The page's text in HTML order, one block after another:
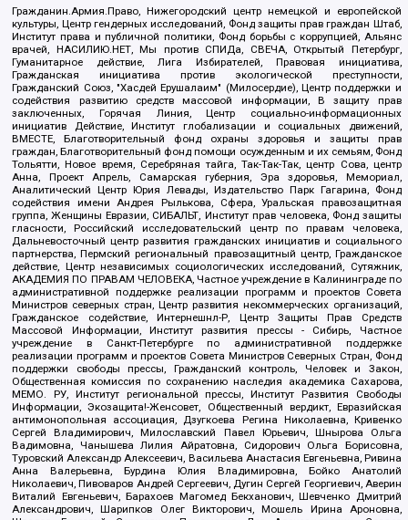
Гражданин.Армия.Право, Нижегородский центр немецкой и европейской
культуры, Центр гендерных исследований, Фонд защиты прав граждан Штаб,
Институт права и публичной политики, Фонд борьбы с коррупцией, Альянс
врачей, НАСИЛИЮ.НЕТ, Мы против СПИДа, СВЕЧА, Открытый Петербург,
Гуманитарное действие, Лига Избирателей, Правовая инициатива,
Гражданская инициатива против экологической преступности,
Гражданский Союз, "Хасдей Ерушалаим" (Милосердие), Центр поддержки и
содействия развитию средств массовой информации, В защиту прав
заключенных, Горячая Линия, Центр социально-информационных
инициатив Действие, Институт глобализации и социальных движений,
ВМЕСТЕ, Благотворительный фонд охраны здоровья и защиты прав
граждан, Благотворительный фонд помощи осужденным и их семьям, Фонд
Тольятти, Новое время, Серебряная тайга, Так-Так-Так, центр Сова, центр
Анна, Проект Апрель, Самарская губерния, Эра здоровья, Мемориал,
Аналитический Центр Юрия Левады, Издательство Парк Гагарина, Фонд
содействия имени Андрея Рылькова, Сфера, Уральская правозащитная
группа, Женщины Евразии, СИБАЛЬТ, Институт прав человека, Фонд защиты
гласности, Российский исследовательский центр по правам человека,
Дальневосточный центр развития гражданских инициатив и социального
партнерства, Пермский региональный правозащитный центр, Гражданское
действие, Центр независимых социологических исследований, Сутяжник,
АКАДЕМИЯ ПО ПРАВАМ ЧЕЛОВЕКА, Частное учреждение в Калининграде по
административной поддержке реализации программ и проектов Совета
Министров северных стран, Центр развития некоммерческих организаций,
Гражданское содействие, Интернешнл-Р, Центр Защиты Прав Средств
Массовой Информации, Институт развития прессы - Сибирь, Частное
учреждение в Санкт-Петербурге по административной поддержке
реализации программ и проектов Совета Министров Северных Стран, Фонд
поддержки свободы прессы, Гражданский контроль, Человек и Закон,
Общественная комиссия по сохранению наследия академика Сахарова,
МЕМО. РУ, Институт региональной прессы, Институт Развития Свободы
Информации, Экозащита!-Женсовет, Общественный вердикт, Евразийская
антимонопольная ассоциация, Дзугкоева Регина Николаевна, Кривенко
Сергей Владимирович, Милославский Павел Юрьевич, Шнырова Ольга
Вадимовна, Чанышева Лилия Айратовна, Сидорович Ольга Борисовна,
Туровский Александр Алексеевич, Васильева Анастасия Евгеньевна, Ривина
Анна Валерьевна, Бурдина Юлия Владимировна, Бойко Анатолий
Николаевич, Пивоваров Андрей Сергеевич, Дугин Сергей Георгиевич, Аверин
Виталий Евгеньевич, Барахоев Магомед Бекханович, Шевченко Дмитрий
Александрович, Шарипков Олег Викторович, Мошель Ирина Ароновна,